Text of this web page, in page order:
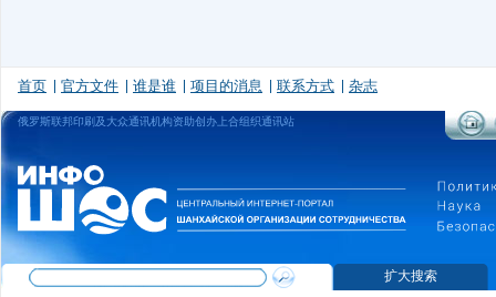
首页 官方文件 谁是谁 项目的消息 联系方式 杂志
俄罗斯联邦印刷及大众通讯机构资助创办上合组织通讯站
扩大搜索